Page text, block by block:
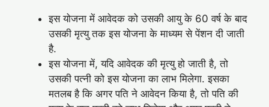
इस योजना में आवेदक को उसकी आयु के 60 वर्ष के बाद
उसकी मृत्यु तक इस योजना के माध्यम से पेंशन दी जाती
है.
इस योजना में, यदि आवेदक की मृत्यु हो जाती है, तो
उसकी पत्नी को इस योजना का लाभ मिलेगा. इसका
मतलब है कि अगर पति ने आवेदन किया है, तो पति की